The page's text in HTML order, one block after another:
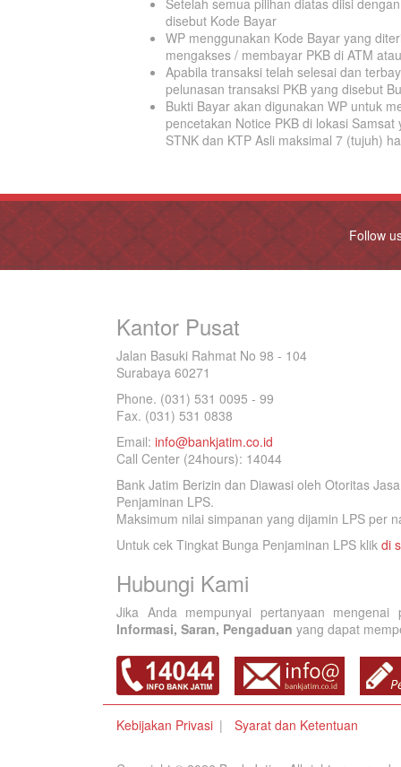
Setelah semua pilihan diatas diisi
disebut Kode Bayar
WP menggunakan Kode Bayar yang
mengakses / membayar PKB di ATM
Apabila transaksi telah selesai dan
pelunasan transaksi PKB yang disebut
Bukti Bayar akan digunakan WP untuk
pencetakan Notice PKB di lokasi
STNK dan KTP Asli maksimal 7 (tujuh)
Follow
Kantor Pusat
Jalan Basuki Rahmat No 98 - 104
Surabaya 60271
Phone. (031) 531 0095 - 99
Fax. (031) 531 0838
Email: info@bankjatim.co.id
Call Center (24hours): 14044
Bank Jatim Berizin dan Diawasi oleh Otoritas
Penjaminan LPS.
Maksimum nilai simpanan yang dijamin LPS per
Untuk cek Tingkat Bunga Penjaminan LPS klik di
Hubungi Kami
Jika Anda mempunyai pertanyaan
Informasi, Saran, Pengaduan yang dapat
Kebijakan Privasi Syarat dan Ketentuan